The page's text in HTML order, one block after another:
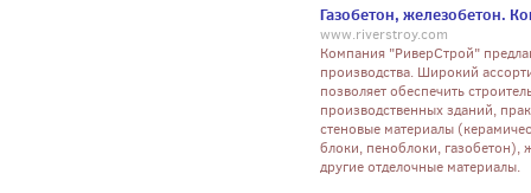
Газобетон, железобетон.
www.riverstroy.com
Компания "РиверСтрой"
производства. Широкий
позволяет обеспечить
производственных зданий,
стеновые материалы
блоки, пеноблоки, газобетон),
другие отделочные материалы.